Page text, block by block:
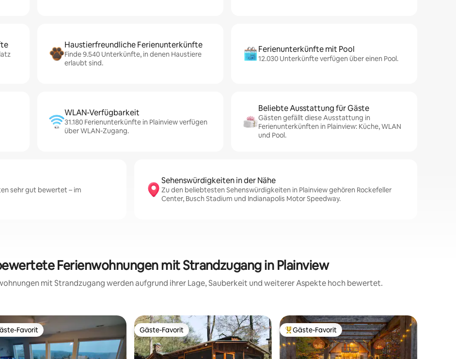
Haustierfreundliche Ferienunterkünfte
Finde 9.540 Unterkünfte, in denen Haustiere
erlaubt sind.
Ferienunterkünfte mit Pool
12.030 Unterkünfte verfügen über einen Pool.
WLAN-Verfügbarkeit
31.180 Ferienunterkünfte in Plainview verfügen
über WLAN-Zugang.
Beliebte Ausstattung für Gäste
Gästen gefällt diese Ausstattung in
Ferienunterkünften in Plainview: Küche, WLAN
und Pool.
sehr gut bewertet – im
Sehenswürdigkeiten in der Nähe
Zu den beliebtesten Sehenswürdigkeiten in Plainview gehören Rockefeller
Center, Busch Stadium und Indianapolis Motor Speedway.
Ferienwohnungen mit Strandzugang in Plainview
mit Strandzugang werden aufgrund ihrer Lage, Sauberkeit und weiterer Aspekte hoch bewertet.
Favorit
Favorit Gäste-Favorit
Gäste-Favorit Beliebter Gäste-Favorit.
Gäste-Favorit